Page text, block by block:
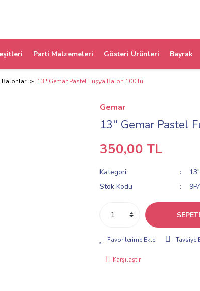
Parti Malzemeleri Gösteri Ürünleri Bayrak
Balonlar 13'' Gemar Pastel Fuşya Balon 100'lü
Gemar
13'' Gemar Pastel
350,00 TL
Kategori
Stok Kodu
Tavsiye
Karşılaştır